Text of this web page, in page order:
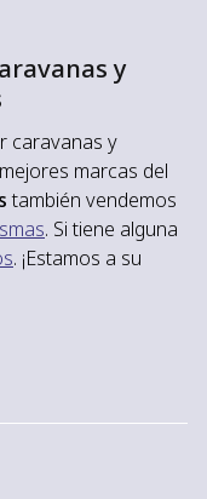
y
caravanas y
marcas del
también vendemos
. Si tiene alguna
. ¡Estamos a su